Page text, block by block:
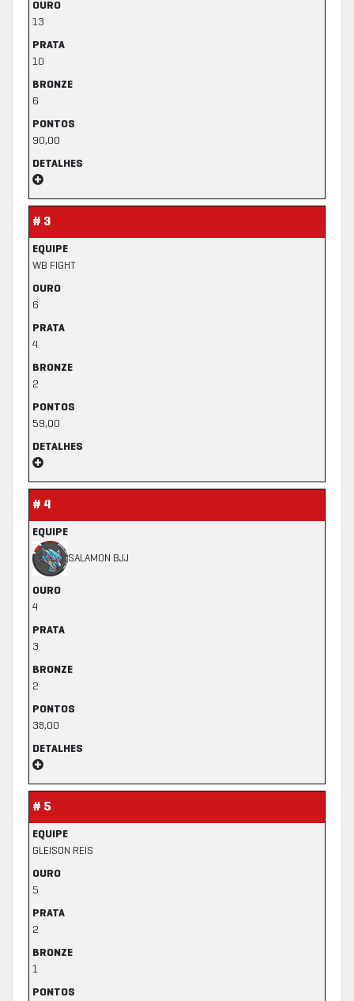
OURO
13
PRATA
10
BRONZE
6
PONTOS
90,00
DETALHES
# 3
EQUIPE
WB FIGHT
OURO
6
PRATA
4
BRONZE
2
PONTOS
59,00
DETALHES
# 4
EQUIPE
SALAMON BJJ
OURO
4
PRATA
3
BRONZE
2
PONTOS
38,00
DETALHES
# 5
EQUIPE
GLEISON REIS
OURO
5
PRATA
2
BRONZE
1
PONTOS